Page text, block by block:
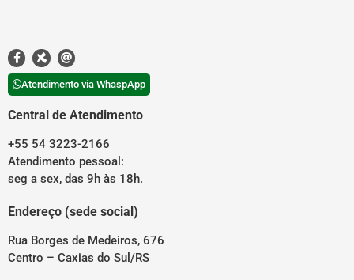
Atendimento via WhaspApp
Central de Atendimento
+55 54 3223-2166
Atendimento pessoal:
seg a sex, das 9h às 18h.
Endereço (sede social)
Rua Borges de Medeiros, 676
Centro – Caxias do Sul/RS